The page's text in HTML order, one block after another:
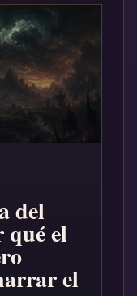
del
el
el